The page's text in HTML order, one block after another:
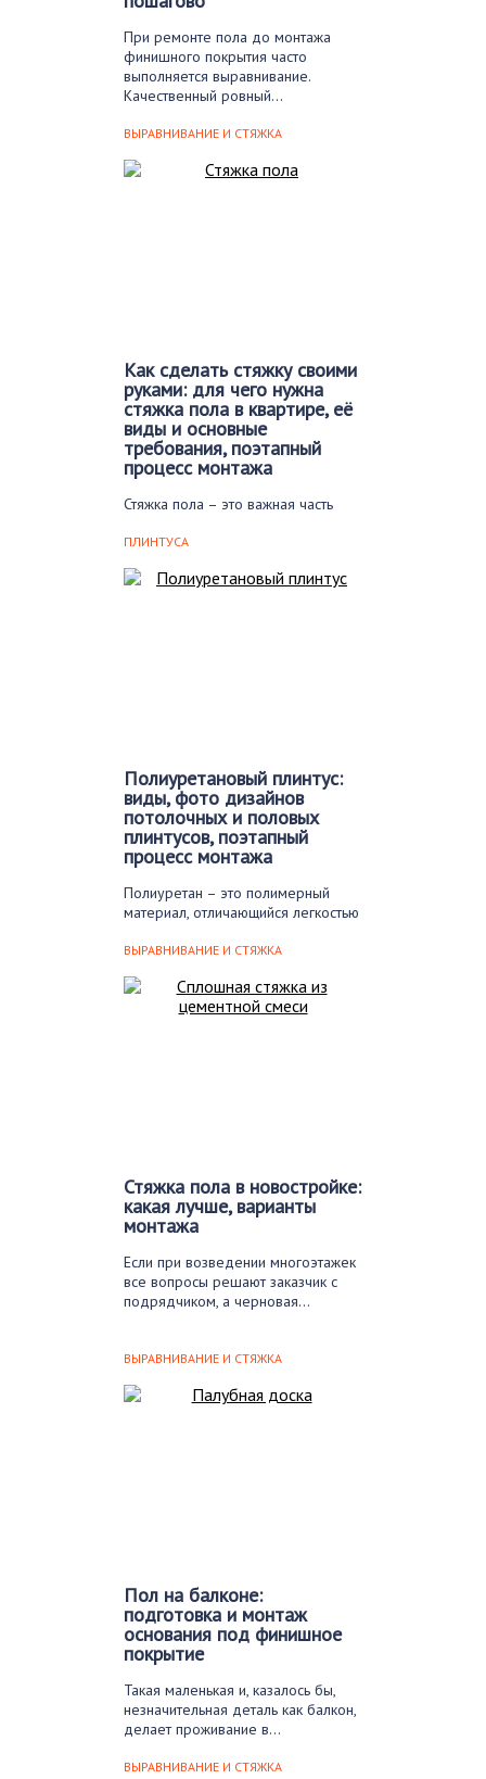
При ремонте пола до монтажа
финишного покрытия часто
выполняется выравнивание.
Качественный ровный…
ВЫРАВНИВАНИЕ И СТЯЖКА
Как сделать стяжку своими
руками: для чего нужна
стяжка пола в квартире, её
виды и основные
требования, поэтапный
процесс монтажа
Стяжка пола – это важная часть
владельцы не…
ПЛИНТУСА
Полиуретановый плинтус:
виды, фото дизайнов
потолочных и половых
плинтусов, поэтапный
процесс монтажа
Полиуретан – это полимерный
материал, отличающийся легкостью
в…
ВЫРАВНИВАНИЕ И СТЯЖКА
Стяжка пола в новостройке:
какая лучше, варианты
монтажа
Если при возведении многоэтажек
все вопросы решают заказчик с
подрядчиком, а черновая…
ВЫРАВНИВАНИЕ И СТЯЖКА
Пол на балконе:
подготовка и монтаж
основания под финишное
покрытие
Такая маленькая и, казалось бы,
незначительная деталь как балкон,
делает проживание в…
ВЫРАВНИВАНИЕ И СТЯЖКА